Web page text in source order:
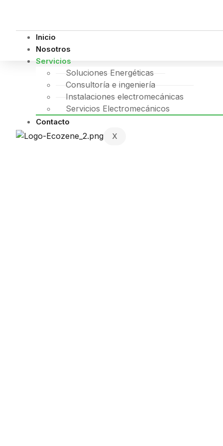
Inicio
Nosotros
Servicios
Soluciones Energéticas
Consultoría e ingeniería
Instalaciones electromecánicas
Servicios Electromecánicos
Contacto
X